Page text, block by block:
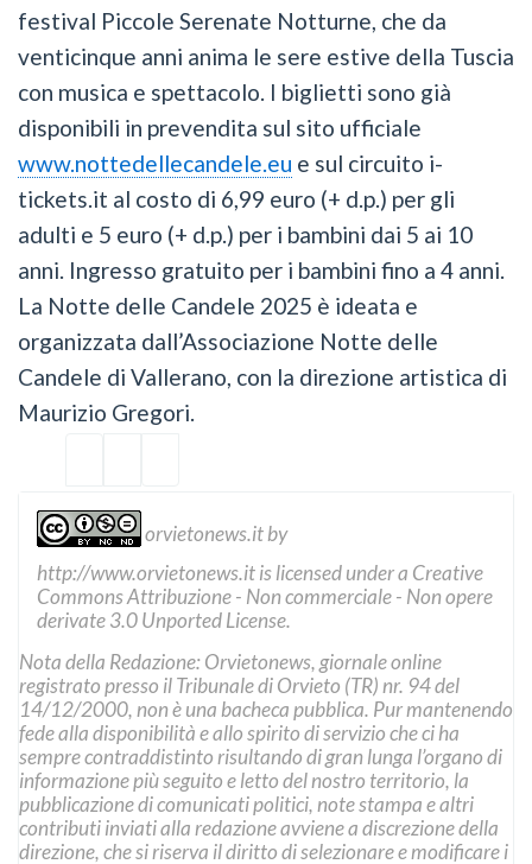
festival Piccole Serenate Notturne, che da
venticinque anni anima le sere estive della Tuscia
con musica e spettacolo. I biglietti sono già
disponibili in prevendita sul sito ufficiale
www.nottedellecandele.eu e sul circuito i-
tickets.it al costo di 6,99 euro (+ d.p.) per gli
adulti e 5 euro (+ d.p.) per i bambini dai 5 ai 10
anni. Ingresso gratuito per i bambini fino a 4 anni.
La Notte delle Candele 2025 è ideata e
organizzata dall’Associazione Notte delle
Candele di Vallerano, con la direzione artistica di
Maurizio Gregori.
orvietonews.itby
http://www.orvietonews.itis licensed under a Creative
Commons Attribuzione - Non commerciale - Non opere
derivate 3.0 Unported License.
Nota della Redazione: Orvietonews, giornale online
registrato presso il Tribunale di Orvieto (TR) nr. 94 del
14/12/2000, non è una bacheca pubblica. Pur mantenendo
fede alla disponibilità e allo spirito di servizio che ci ha
sempre contraddistinto risultando di gran lunga l’organo di
informazione più seguito e letto del nostro territorio, la
pubblicazione di comunicati politici, note stampa e altri
contributi inviati alla redazione avviene a discrezione della
direzione, che si riserva il diritto di selezionare e modificare i